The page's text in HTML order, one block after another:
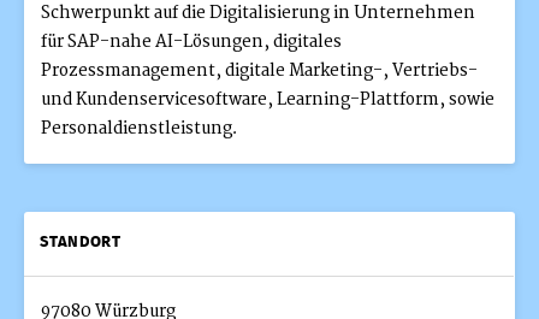
Schwerpunkt auf die Digitalisierung in Unternehmen
für SAP-nahe AI-Lösungen, digitales
Prozessmanagement, digitale Marketing-, Vertriebs-
und Kundenservicesoftware, Learning-Plattform, sowie
Personaldienstleistung.
STANDORT
97080 Würzburg